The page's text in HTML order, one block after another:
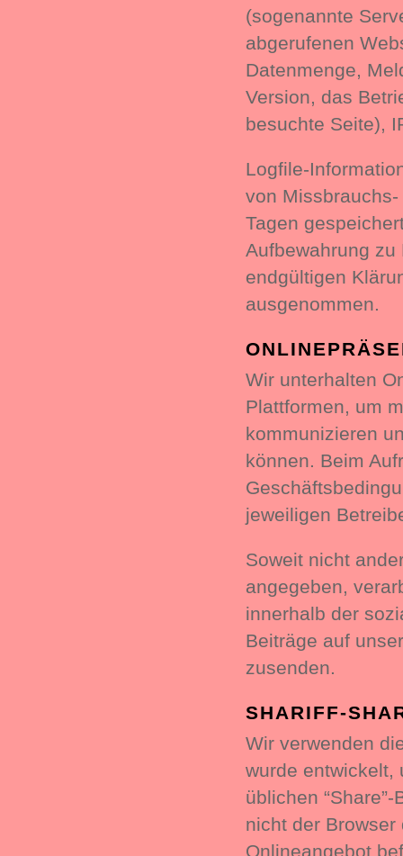
(sogenannte
abgerufenen
Datenmenge,
Version, das
besuchte Seite),
Logfile-
von
Tagen
Aufbewahrung
endgültigen
ausgenommen.
Wir unterhalten
Plattformen, um
kommunizieren
können. Beim
jeweiligen
Soweit nicht
angegeben,
innerhalb der
Beiträge auf
zusenden.
SHARIFF-
Wir verwenden
wurde entwickelt,
üblichen
nicht der
Onlineangebot